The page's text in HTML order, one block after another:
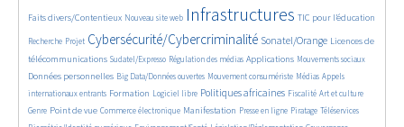
Faits divers/Contentieux Nouveau site web Infrastructures TIC pour l’éducation
Recherche
247/5802Projet
3752/5802 Cybersécurité/Cybercriminalité
2321/5802 Sonatel/Orange
1654/5802
Licences de
télécommunications
309/5802 Sudatel/Expresso
1049/5802 Régulation des médias
1543/5802 Applications
1236/5802 Mouvements sociaux
1736/5802
Données personnelles
150/5802 Big Data/Données ouvertes
639/5802 Mouvement consumériste
367/5802 Médias
657/5802
Appels
internationaux entrants
1756/5802 Formation
115/5802 Logiciel libre
2486/5802 Politiques africaines
1098/5802 Fiscalité
174/5802 Art et culture
599/5802
Genre
1984/5802Point de vue
1083/5802 Commerce électronique
1514/5802 Manifestation
325/5802 Presse en ligne
130/5802 Piratage
210/5802 Téléservices
1249/5802